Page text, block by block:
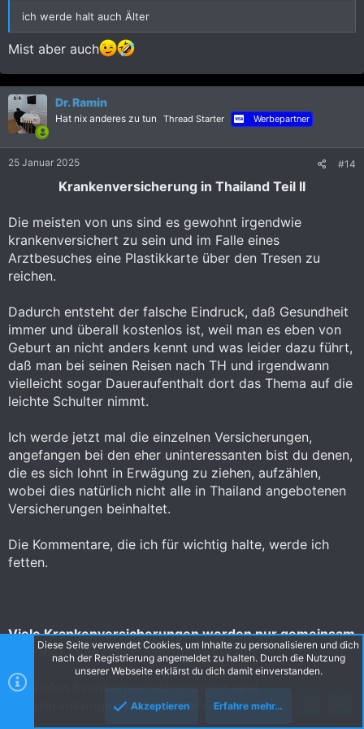
Versicherungsbedingungen steht, daß die BDAE einem im Falle
Versicherungsbedingungen folgender Text:
§2 Abs.4: bei Beendigung des Gruppenversicherungsvertrags
erhalten die versicherten Personen von dem Versicherer ein
Angebot auf Fortsetzung des Versicherungsschutzes
Damals unterstand die BDAE noch der Würzburger
Versicherung.
Mittlerweile ist die Allianz der Versicherer, und die haben §2
Abs. 4 mal eben nachkorrigiert und um den Nebensatz
„sofern dieser entsprechende Versicherungstarife anbietet “
Anhang anzeigen 2059988
Oder anders gesagt, wenn die keinen entsprechenden Tarif
haben, müssen die einen auch nicht weiter versichern.
Ein Schelm, wer dabei Böses denkt.
Versteht mich nicht falsch, es geht mir hier nicht darum die
BDAE schlecht zu reden - im Gegenteil, ich halte sie nach wie
vor für einen der besten Anbieter.
bewegt.
Mir geht es auch gar nicht darum so eine
Ich persönlich möchte in Thailand so gut es geht gegen
Katastrophen abgesichert sein, die sich kostenmäßig sehr
schnell hochschaukeln können, als da wären: schwerer Unfall,
schwere kardiovaskuläre Probleme oder Krebs.
Und dazu habe ich mir sehr viele Versicherungen angesehen,
das Kleingedruckte studiert und versucht die Fallstricke zu
ich werde halt auch Älter
Mist aber auch
Dr. Ramin
Hat nix anderes zu tun Thread Starter Werbepartner
25 Januar 2025 #14
Krankenversicherung in Thailand Teil II
Die meisten von uns sind es gewohnt irgendwie
krankenversichert zu sein und im Falle eines
Arztbesuches eine Plastikkarte über den Tresen zu
reichen.
Dadurch entsteht der falsche Eindruck, daß Gesundheit
immer und überall kostenlos ist, weil man es eben von
Geburt an nicht anders kennt und was leider dazu führt,
daß man bei seinen Reisen nach TH und irgendwann
vielleicht sogar Daueraufenthalt dort das Thema auf die
leichte Schulter nimmt.
Ich werde jetzt mal die einzelnen Versicherungen,
angefangen bei den eher uninteressanten bist du denen,
die es sich lohnt in Erwägung zu ziehen, aufzählen,
wobei dies natürlich nicht alle in Thailand angebotenen
Versicherungen beinhaltet.
Die Kommentare, die ich für wichtig halte, werde ich
fetten.
Viele Krankenversicherungen werden nur gemeinsam
mit einer Lebensversicherung verkauft
Bei vielen Krankenversicherungen sind
Vorerkrankungen nicht mitversichert
Diese Seite verwendet Cookies, um Inhalte zu personalisieren und dich
nach der Registrierung angemeldet zu halten. Durch die Nutzung
unserer Webseite erklärst du dich damit einverstanden.
Akzeptieren Erfahre mehr…